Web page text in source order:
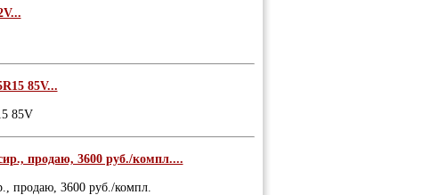
85V...
85V
продаю, 3600 руб./компл....
продаю, 3600 руб./компл.